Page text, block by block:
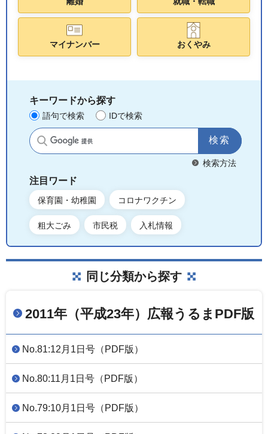
マイナンバー おくやみ
キーワードから探す
語句で検索 IDで検索
サイト内検索
検索方法
注目ワード
保育園・幼稚園 コロナワクチン
粗大ごみ 市民税 入札情報
同じ分類から探す
2011年（平成23年）広報うるまPDF版
No.81:12月1日号（PDF版）
No.80:11月1日号（PDF版）
No.79:10月1日号（PDF版）